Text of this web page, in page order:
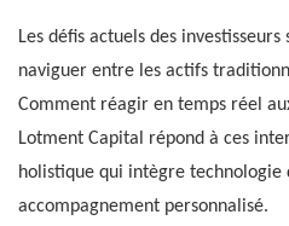
Les défis actuels des
naviguer entre les actifs
Comment réagir en temps réel
Lotment Capital répond à ces
holistique qui intègre technologie
accompagnement personnalisé.